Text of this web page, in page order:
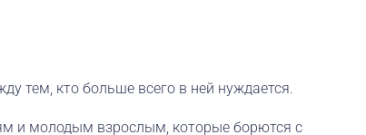
тем, кто больше всего в ней нуждается.
и молодым взрослым, которые борются с